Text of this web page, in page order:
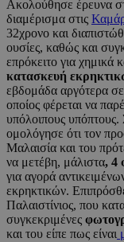
Ακολούθησε έρευνα
διαμέρισμα στις
32χρονο και
ουσίες, καθώς και
επρόκειτο για χημικά
κατασκευή
εβδομάδα αργότερα
οποίος φέρεται να
υπόλοιπους
ομολόγησε ότι τον
Μαλαισία και του
να μετέβη, μάλιστα, 4
για αγορά
εκρηκτικών.
Παλαιστίνιος, που
συγκεκριμένες
και του είπε πως είναι